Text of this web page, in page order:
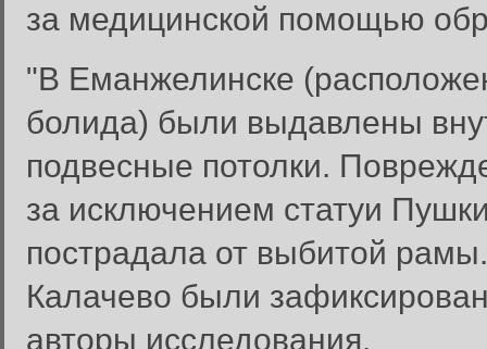
за медицинской помощью
"В Еманжелинске
болида) были выдавлены
подвесные потолки.
за исключением статуи
пострадала от выбитой
Калачево были
авторы исследования.